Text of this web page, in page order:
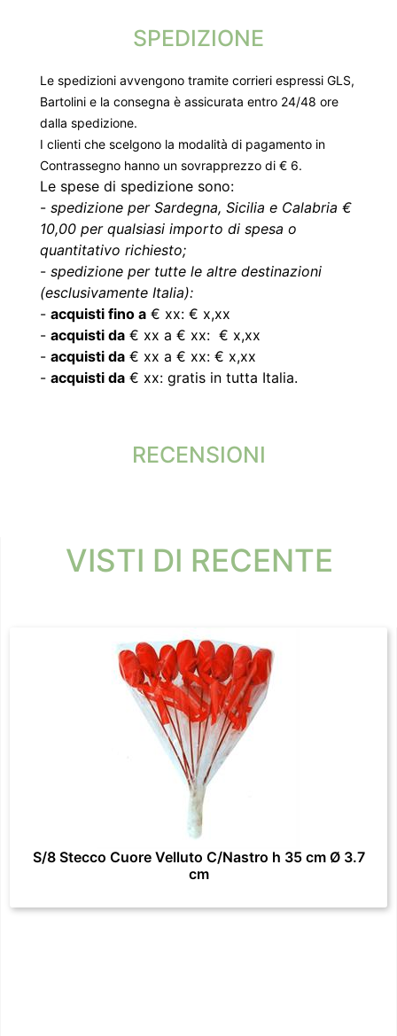
SPEDIZIONE
Le spedizioni avvengono tramite corrieri espressi GLS,
Bartolini e la consegna è assicurata entro 24/48 ore
dalla spedizione.
I clienti che scelgono la modalità di pagamento in
Contrassegno hanno un sovrapprezzo di € 6.
Le spese di spedizione sono:
- spedizione per Sardegna, Sicilia e Calabria €
10,00 per qualsiasi importo di spesa o
quantitativo richiesto;
- spedizione per tutte le altre destinazioni
(esclusivamente Italia):
- acquisti fino a € xx: € x,xx
- acquisti da € xx a € xx: € x,xx
- acquisti da € xx a € xx: € x,xx
- acquisti da € xx: gratis in tutta Italia.
RECENSIONI
VISTI DI RECENTE
S/8 Stecco Cuore Velluto C/Nastro h 35 cm Ø 3.7
cm